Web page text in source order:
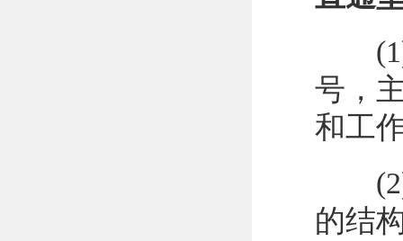
(1)
号，
和工
(2)
的结